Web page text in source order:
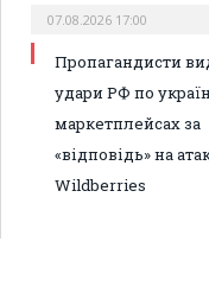
07.08.2026 17:00
Пропагандисти
удари РФ по
маркетплейсах за
«відповідь» на
Wildberries